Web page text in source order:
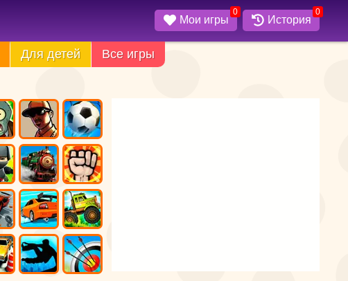
Мои игры
0
История
0
Для детей Все игры